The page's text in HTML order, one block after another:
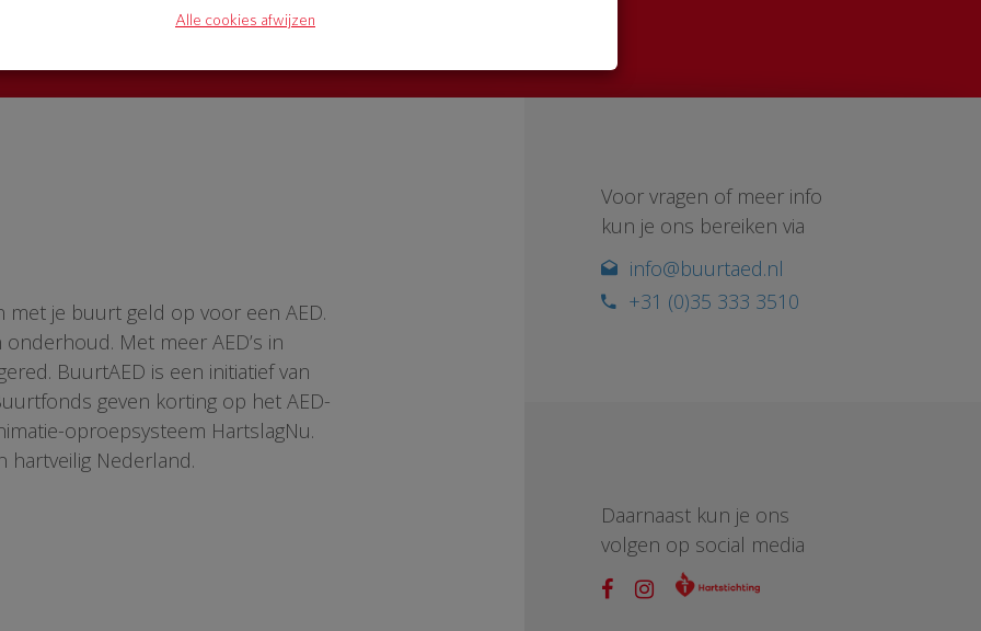
met je buurt geld op voor een AED.
Met meer AED’s in
BuurtAED is een initiatief van
geven korting op het AED-
oproepsysteem HartslagNu.
hartveilig Nederland.
Voor vragen of meer info
kun je ons bereiken via
info@buurtaed.nl
+31 (0)35 333 3510
Daarnaast kun je ons
volgen op social media
Alle cookies afwijzen